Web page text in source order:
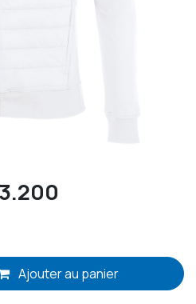
Ajouter au panier